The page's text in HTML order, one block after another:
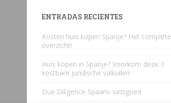
ENTRADAS RECIENTES
Kosten huis kopen Spanje? Het complete
overzicht!
Huis kopen in Spanje? Voorkom deze 3
kostbare juridische valkuilen
Due Diligence Spaans vastgoed